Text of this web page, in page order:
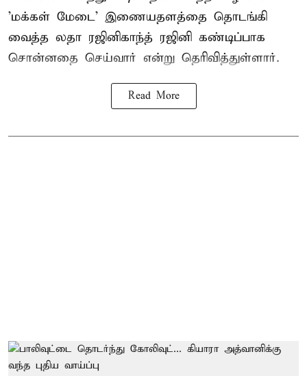
'மக்கள் மேடை' இணையதளத்தை தொடங்கி
வைத்த லதா ரஜினிகாந்த் ரஜினி கண்டிப்பாக
சொன்னதை செய்வார் என்று தெரிவித்துள்ளார்.
Read More